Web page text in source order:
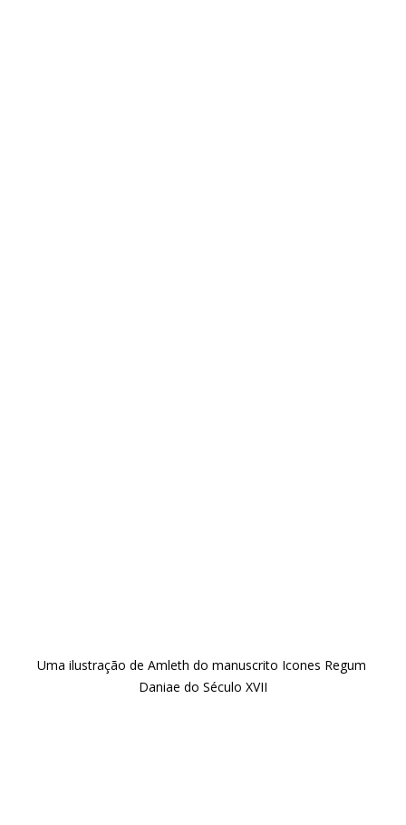
Uma ilustração de Amleth do manuscrito Icones Regum
Daniae do Século XVII